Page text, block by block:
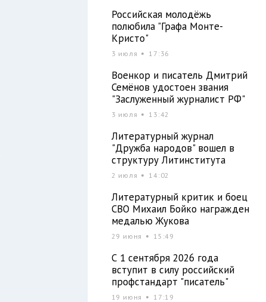
Российская молодёжь
полюбила "Графа Монте-
Кристо"
3 июля 17:36
Военкор и писатель Дмитрий
Семёнов удостоен звания
"Заслуженный журналист РФ"
3 июля 13:42
Литературный журнал
"Дружба народов" вошел в
структуру Литинститута
2 июля 14:02
Литературный критик и боец
СВО Михаил Бойко награжден
медалью Жукова
29 июня 15:49
С 1 сентября 2026 года
вступит в силу российский
профстандарт "писатель"
19 июня 17:19